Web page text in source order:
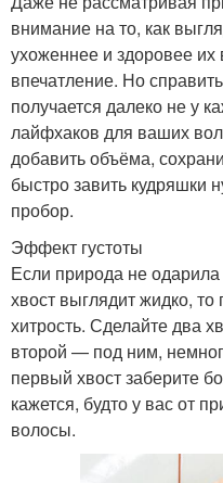
внимание на то, как
ухоженнее и здоровее
впечатление. Но
получается далеко не у
лайфхаков для ваших
добавить объёма,
быстро завить кудряшки
пробор.
Эффект густоты
Если природа не
хвост выглядит жидко,
хитрость. Сделайте два
второй — под ним,
первый хвост заберите
кажется, будто у вас от
волосы.